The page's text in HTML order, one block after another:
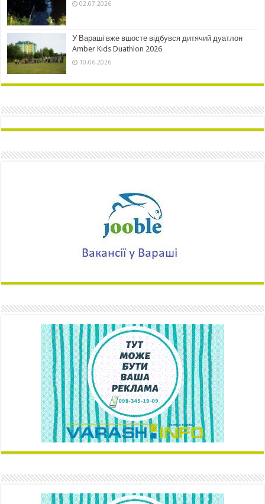
02.07.2026
У Вараші вже вшосте відбувся дитячий дуатлон
Amber Kids Duathlon 2026
10.06.2026